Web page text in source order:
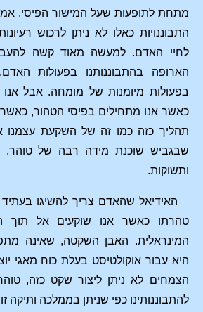
מתחת לתופעות שעל המישור הפיסי.
התבוננויות כאלו לא ניתן לרכוש
לחיי האדם. למעשה מאוד קשה
הארופה בהתבוננותנו בפעולות
בפעולות מיומנות של מומחה. אבל
כאשר אנו מתחילים בפיסי הטהור, כאשר
תהליך כזה כמו זה של השקעת עצמנו
שבגביש שוכנת מידה רבה של טוהר.
ותשוקות.
האידיאל שהאדם צריך להשיגו
טהרתו כאשר אנו שוקעים אל
המינראלית. האבן השקטה, שאינה
היא עבור אוקולטיסט בעלת כוח מאגי
הצמחים לא ניתן ליצור שקט כזה,
להתבוננותינו כפי שניתן בממלכה ותיקה